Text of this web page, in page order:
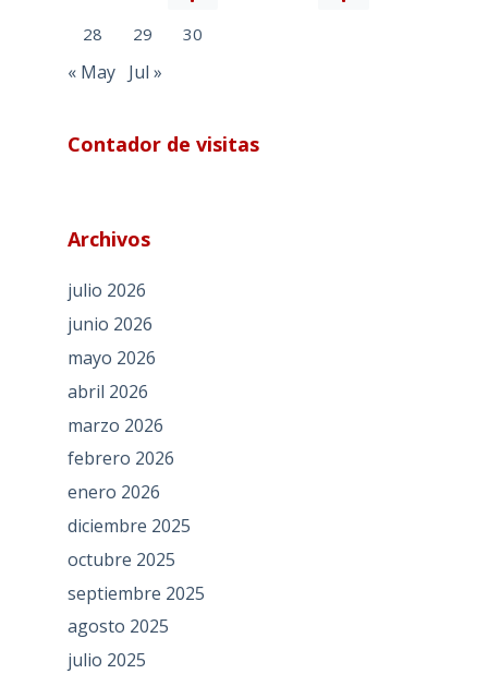
28 29 30
« May Jul »
Contador de visitas
Archivos
julio 2026
junio 2026
mayo 2026
abril 2026
marzo 2026
febrero 2026
enero 2026
diciembre 2025
octubre 2025
septiembre 2025
agosto 2025
julio 2025